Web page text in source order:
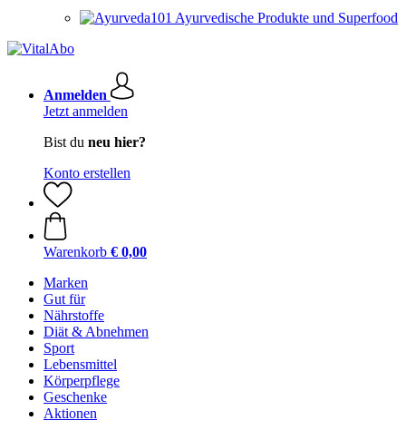
Ayurvedische Produkte und Superfood
Anmelden
Jetzt anmelden
Bist du neu hier?
Konto erstellen
Warenkorb € 0,00
Marken
Gut für
Nährstoffe
Diät & Abnehmen
Sport
Lebensmittel
Körperpflege
Geschenke
Aktionen